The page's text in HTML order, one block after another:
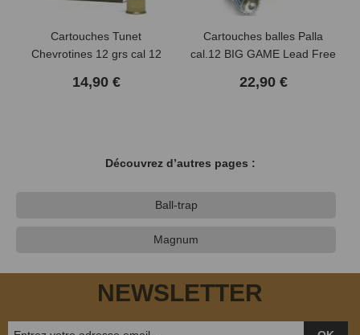
Cartouches Tunet
Chevrotines 12 grs cal 12
14,90 €
Cartouches balles Palla
cal.12 BIG GAME Lead Free
22,90 €
Découvrez d’autres pages :
Ball-trap
Magnum
NEWSLETTER